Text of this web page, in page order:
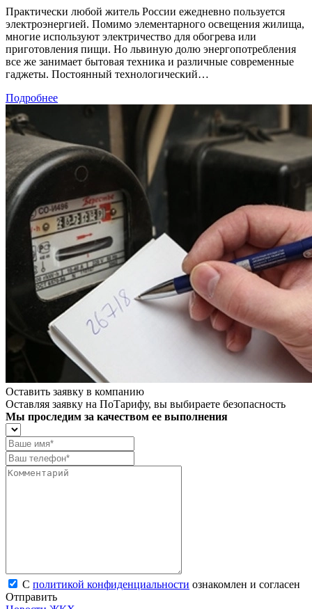
Практически любой житель России ежедневно пользуется
электроэнергией. Помимо элементарного освещения жилища,
многие используют электричество для обогрева или
приготовления пищи. Но львиную долю энергопотребления
все же занимает бытовая техника и различные современные
гаджеты. Постоянный технологический…
Подробнее
Оставить заявку в компанию
Оставляя заявку на ПоТарифу, вы выбираете безопасность
Мы проследим за качеством ее выполнения
С политикой конфиденциальности ознакомлен и согласен
Отправить